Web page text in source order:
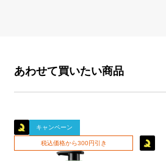
あわせて買いたい商品
キャンペーン
税込価格から300円引き